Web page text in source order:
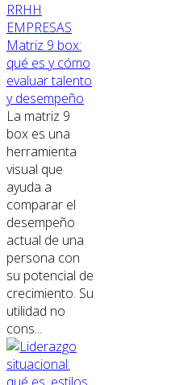
RRHH
EMPRESAS
Matriz 9 box:
qué es y cómo
evaluar talento
y desempeño
La matriz 9
box es una
herramienta
visual que
ayuda a
comparar el
desempeño
actual de una
persona con
su potencial de
crecimiento. Su
utilidad no
cons...